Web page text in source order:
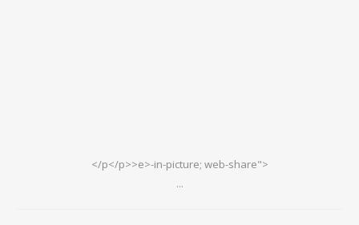
</p</p>>e>-in-picture; web-share">
...